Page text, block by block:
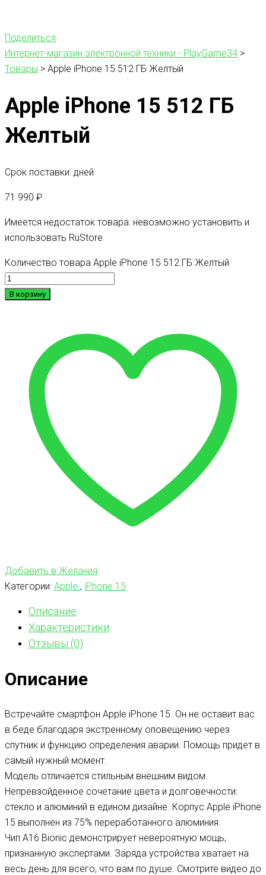
Поделиться
Интернет-магазин электронной техники - PlayGame34 >
Товары > Apple iPhone 15 512 ГБ Желтый
Apple iPhone 15 512 ГБ
Желтый
Срок поставки: дней
71 990 ₽
Имеется недостаток товара: невозможно установить и
использовать RuStore
Количество товара Apple iPhone 15 512 ГБ Желтый
В корзину
Добавить в Желания
Категории: Apple , iPhone 15
Описание
Характеристики
Отзывы (0)
Описание
Встречайте смартфон Apple iPhone 15. Он не оставит вас
в беде благодаря экстренному оповещению через
спутник и функцию определения аварии. Помощь придет в
самый нужный момент.
Модель отличается стильным внешним видом.
Непревзойденное сочетание цвета и долговечности:
стекло и алюминий в едином дизайне. Корпус Apple iPhone
15 выполнен из 75% переработанного алюминия.
Чип A16 Bionic демонстрирует невероятную мощь,
признанную экспертами. Заряда устройства хватает на
весь день для всего, что вам по душе. Смотрите видео до